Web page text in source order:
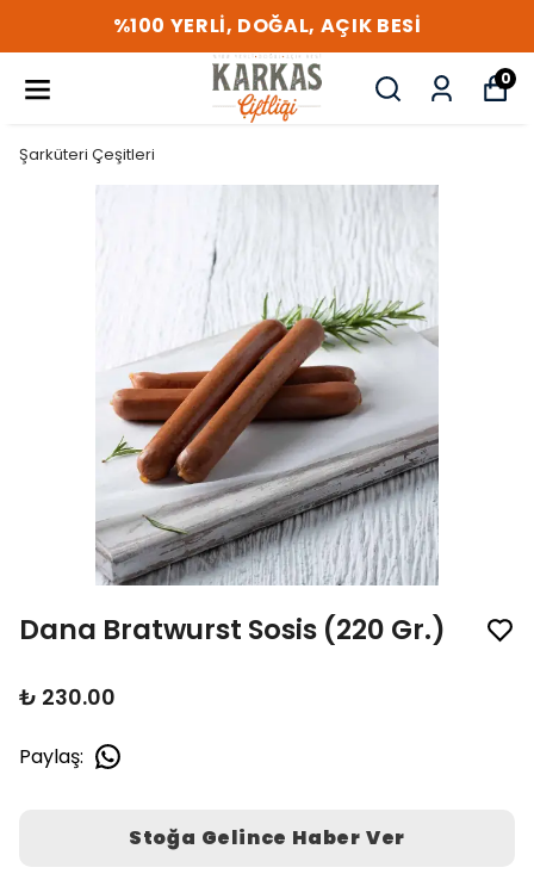
%100 YERLİ, DOĞAL, AÇIK BESİ
0
Şarküteri Çeşitleri
Dana Bratwurst Sosis (220 Gr.)
₺ 230.00
Paylaş:
Stoğa Gelince Haber Ver